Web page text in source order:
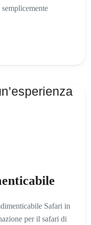
Safari in
per il safari di